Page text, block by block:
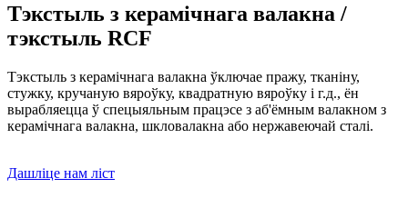
Тэкстыль з керамічнага валакна /
тэкстыль RCF
Тэкстыль з керамічнага валакна ўключае пражу, тканіну,
стужку, кручаную вяроўку, квадратную вяроўку і г.д., ён
вырабляецца ў спецыяльным працэсе з аб'ёмным валакном з
керамічнага валакна, шкловалакна або нержавеючай сталі.
Дашліце нам ліст